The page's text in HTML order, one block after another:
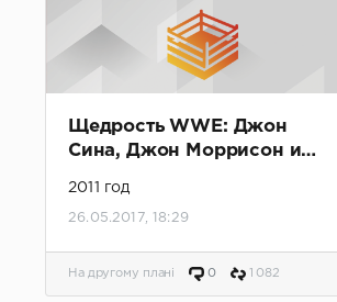
Щедрость WWE: Джон
Сина, Джон Моррисон и
в клетке
2011 год
26.05.2017, 18:29
На другому плані 0 1 082